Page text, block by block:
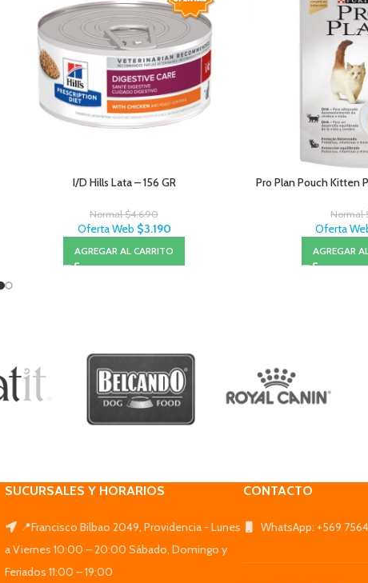
I/D Hills Lata – 156 GR
Normal$4.690
Oferta Web $3.190
AGREGAR AL CARRITO
Pro Plan Pouch Kitten
Normal
Oferta
AGREGAR
SUCURSALES Y HORARIOS
📍Francisco Bilbao 2049, Providencia - Lunes
a Viernes 10:00 – 20:00 Sábado, Domingo y
Feriados 11:00 – 19:00
CONTACTO
WhatsApp: +569